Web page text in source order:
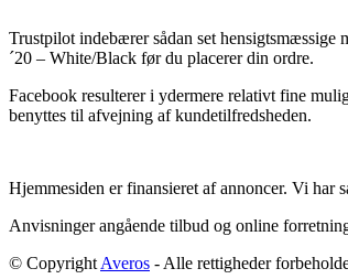
Trustpilot indebærer sådan set hensigtsmæssige
´20 – White/Black før du placerer din ordre.
Facebook resulterer i ydermere relativt fine
benyttes til afvejning af kundetilfredsheden.
Hjemmesiden er finansieret af annoncer. Vi har
Anvisninger angående tilbud og online
© Copyright Averos - Alle rettigheder